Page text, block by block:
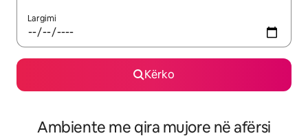
Largimi
Kërko
Ambiente me qira mujore në afërsi